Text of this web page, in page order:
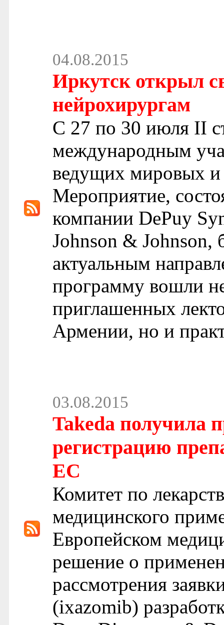
04.08.2015
Иркутск открыл
нейрохирургам
С 27 по 30 июля II
международным
ведущих мировых и
Мероприятие,
компании DePuy
Johnson & Johnson,
актуальным
программу вошли
приглашенных
Армении, но и
03.08.2015
Takeda получила
регистрацию
ЕС
Комитет по
медицинского
Европейском
решение о
рассмотрения
(ixazomib)